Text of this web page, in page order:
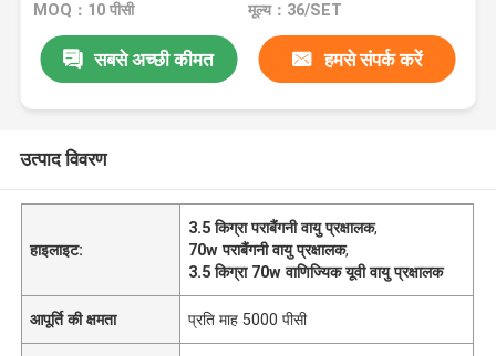
MOQ：10 पीसी मूल्य：36/SET
सबसे अच्छी कीमत हमसे संपर्क करें
उत्पाद विवरण
हाइलाइट:
3.5 किग्रा पराबैंगनी वायु प्रक्षालक,
70w पराबैंगनी वायु प्रक्षालक,
3.5 किग्रा 70w वाणिज्यिक यूवी वायु प्रक्षालक
आपूर्ति की क्षमता प्रति माह 5000 पीसी